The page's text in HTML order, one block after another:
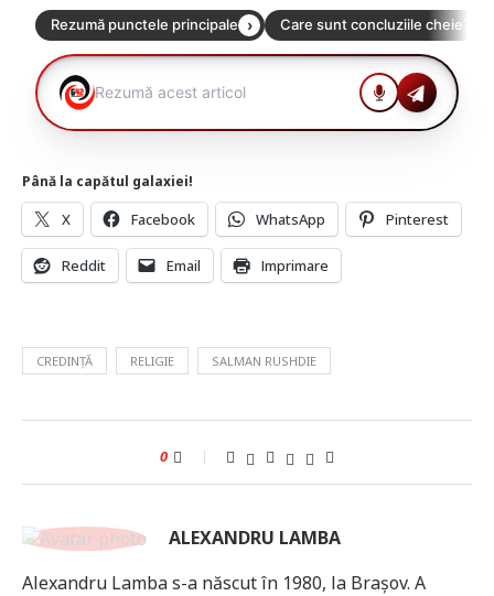
Până la capătul galaxiei!
X Facebook WhatsApp Pinterest
Reddit Email Imprimare
CREDINȚĂ RELIGIE SALMAN RUSHDIE
0
ALEXANDRU LAMBA
Alexandru Lamba s-a născut în 1980, la Brașov. A